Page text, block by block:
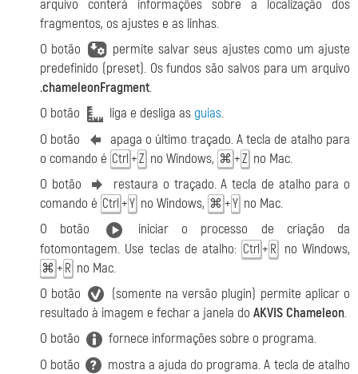
arquivo conterá informações sobre a localização dos
fragmentos, os ajustes e as linhas.
O botão
permite salvar seus ajustes como um ajuste
predefinido (preset). Os fundos são salvos para um arquivo
.chameleonFragment.
O botão
liga e desliga as guias.
O botão
apaga o último traçado. A tecla de atalho para
o comando é Ctrl +Z no Windows, ⌘ +Z no Mac.
O botão
restaura o traçado. A tecla de atalho para o
comando é Ctrl +Y no Windows, ⌘ +Y no Mac.
O botão
iniciar o processo de criação da
fotomontagem. Use teclas de atalho: Ctrl + R no Windows,
⌘ + R no Mac.
O botão
(somente na versão plugin) permite aplicar o
resultado à imagem e fechar a janela do AKVIS Chameleon.
O botão
fornece informações sobre o programa.
O botão
mostra a ajuda do programa. A tecla de atalho